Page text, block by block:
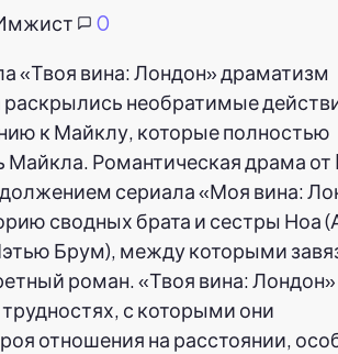
0
«Твоя вина: Лондон» драматизм
раскрылись необратимые
к Майклу, которые полностью
Майкла. Романтическая драма от
сериала «Моя вина:
сводных брата и сестры Ноа
Брум), между которыми
роман. «Твоя вина: Лондон»
с которыми они
отношения на расстоянии,